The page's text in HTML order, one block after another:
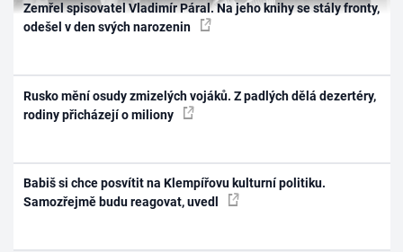
Zemřel spisovatel Vladimír Páral. Na jeho knihy se stály fronty,
odešel v den svých narozenin
Rusko mění osudy zmizelých vojáků. Z padlých dělá dezertéry,
rodiny přicházejí o miliony
Babiš si chce posvítit na Klempířovu kulturní politiku.
Samozřejmě budu reagovat, uvedl